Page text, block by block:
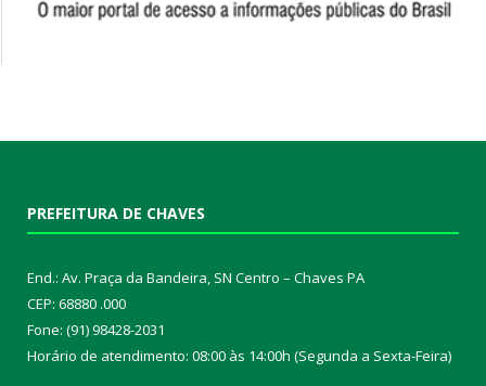
PREFEITURA DE CHAVES
End.: Av. Praça da Bandeira, SN Centro – Chaves PA
CEP: 68880 .000
Fone: (91) 98428-2031
Horário de atendimento: 08:00 às 14:00h (Segunda a Sexta-Feira)